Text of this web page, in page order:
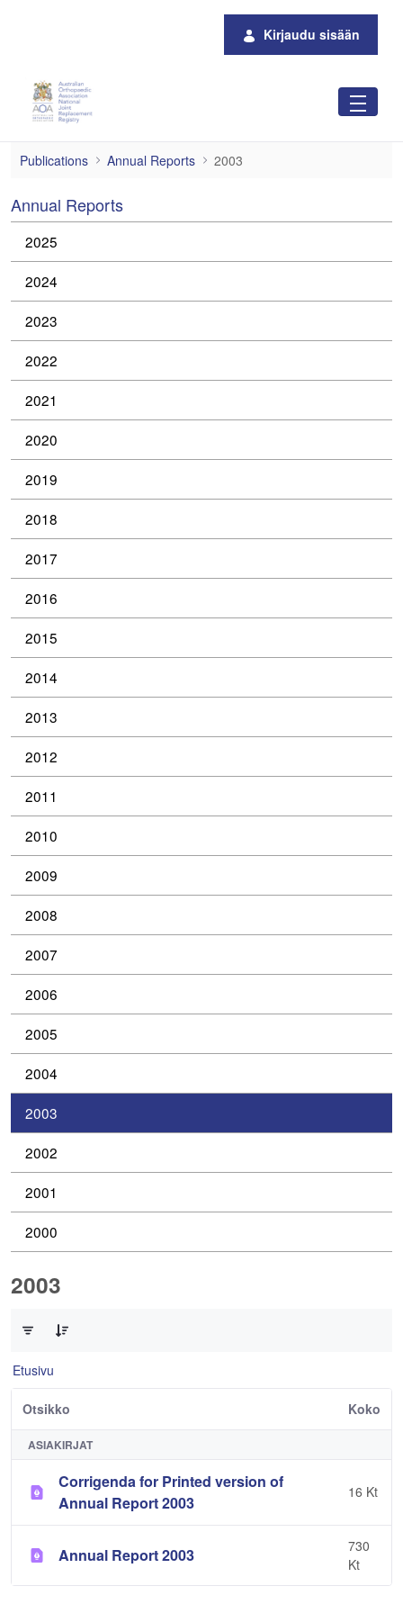
Kirjaudu sisään
2003
Publications Annual Reports 2003
Annual Reports
2025
2024
2023
2022
2021
2020
2019
2018
2017
2016
2015
2014
2013
2012
2011
2010
2009
2008
2007
2006
2005
2004
2003
2002
2001
2000
2003
Etusivu
Otsikko Koko
ASIAKIRJAT
Corrigenda for Printed version of
Annual Report 2003
16 Kt
Annual Report 2003
730
Kt